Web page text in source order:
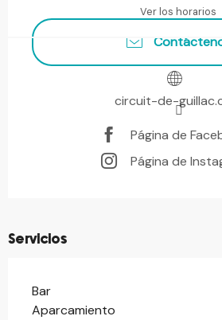
Ver los horarios
circuit-de-
Página de
Página de
Servicios
Bar
Aparcamiento